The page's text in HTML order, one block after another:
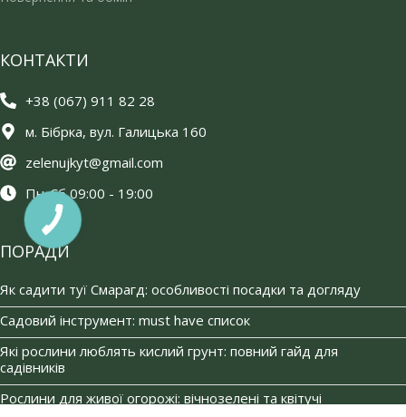
КОНТАКТИ
+38 (067) 911 82 28
м. Бібрка, вул. Галицька 160
zelenujkyt@gmail.com
Пн-Сб 09:00 - 19:00
ПОРАДИ
Як садити туї Смарагд: особливості посадки та догляду
Садовий інструмент: must have список
Які рослини люблять кислий грунт: повний гайд для
садівників
Рослини для живої огорожі: вічнозелені та квітучі